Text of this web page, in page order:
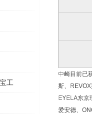
工
中崎目前已
斯、
EYELA东京
爱安德、